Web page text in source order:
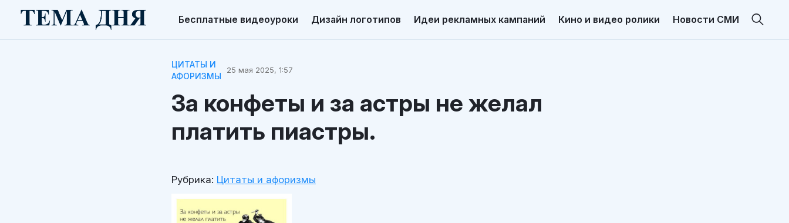
Бесплатные видеоуроки Дизайн логотипов Идеи рекламных кампаний Кино и видео ролики Новости СМИ
ЦИТАТЫ И
АФОРИЗМЫ
25 мая 2025, 1:57
За конфеты и за астры не желал
платить пиастры.
Рубрика: Цитаты и афоризмы